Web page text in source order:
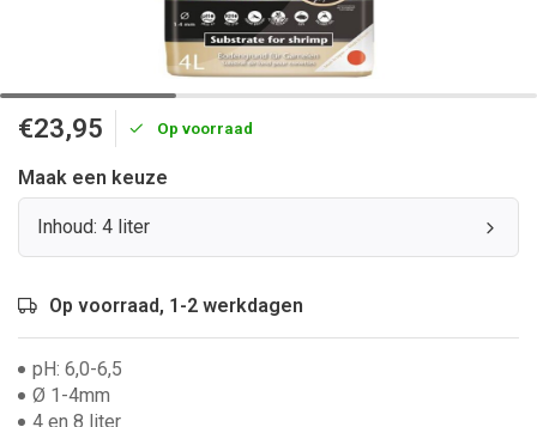
€23,95 Op voorraad
Maak een keuze
Inhoud: 4 liter
Op voorraad, 1-2 werkdagen
pH: 6,0-6,5
Ø 1-4mm
4 en 8 liter